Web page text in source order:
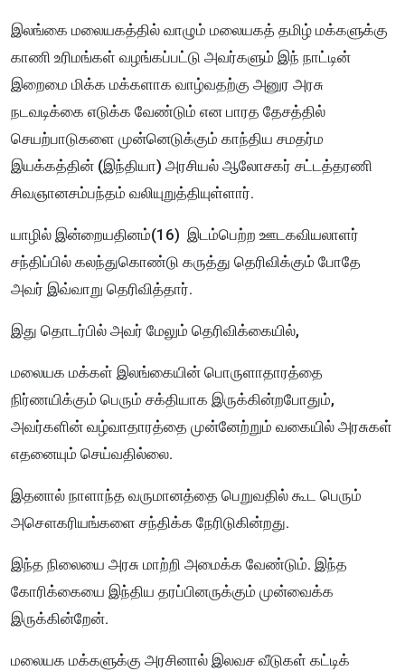
இலங்கை மலையகத்தில் வாழும் மலையகத் தமிழ் மக்களுக்கு
காணி உரிமங்கள் வழங்கப்பட்டு அவர்களும் இந் நாட்டின்
இறைமை மிக்க மக்களாக வாழ்வதற்கு அனுர அரசு
நடவடிக்கை எடுக்க வேண்டும் என பாரத தேசத்தில்
செயற்பாடுகளை முன்னெடுக்கும் காந்திய சமதர்ம
இயக்கத்தின் (இந்தியா) அரசியல் ஆலோசகர் சட்டத்தரணி
சிவஞானசம்பந்தம் வலியுறுத்தியுள்ளார்.
யாழில் இன்றையதினம்(16) இடம்பெற்ற ஊடகவியலாளர்
சந்திப்பில் கலந்துகொண்டு கருத்து தெரிவிக்கும் போதே
அவர் இவ்வாறு தெரிவித்தார்.
இது தொடர்பில் அவர் மேலும் தெரிவிக்கையில்,
மலையக மக்கள் இலங்கையின் பொருளாதாரத்தை
நிர்ணயிக்கும் பெரும் சக்தியாக இருக்கின்றபோதும்,
அவர்களின் வழ்வாதாரத்தை முன்னேற்றும் வகையில் அரசுகள்
எதனையும் செய்வதில்லை.
இதனால் நாளாந்த வருமானத்தை பெறுவதில் கூட பெரும்
அசௌகரியங்களை சந்திக்க நேரிடுகின்றது.
இந்த நிலையை அரசு மாற்றி அமைக்க வேண்டும். இந்த
கோரிக்கையை இந்திய தரப்பினருக்கும் முன்வைக்க
இருக்கின்றேன்.
மலையக மக்களுக்கு அரசினால் இலவச வீடுகள் கட்டிக்